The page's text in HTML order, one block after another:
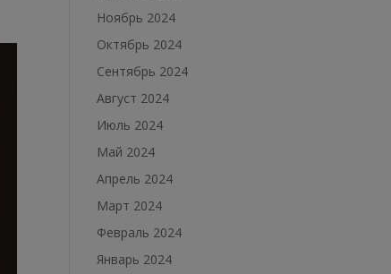
Ноябрь 2024
Октябрь 2024
Сентябрь 2024
Август 2024
Июль 2024
Май 2024
Апрель 2024
Март 2024
Февраль 2024
Январь 2024